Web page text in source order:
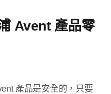
Avent 產品零
產品是安全的，只要